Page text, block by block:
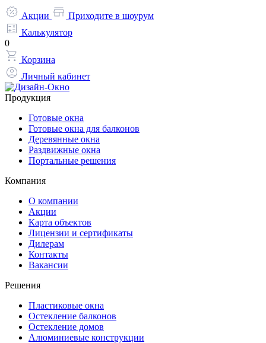
Акции
Приходите в шоурум
Калькулятор
0
Корзина
Личный кабинет
Продукция
Готовые окна
Готовые окна для балконов
Деревянные окна
Раздвижные окна
Портальные решения
Компания
О компании
Акции
Карта объектов
Лицензии и сертификаты
Дилерам
Контакты
Вакансии
Решения
Пластиковые окна
Остекление балконов
Остекление домов
Алюминиевые конструкции